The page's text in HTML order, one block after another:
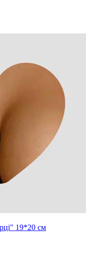
19*20 см